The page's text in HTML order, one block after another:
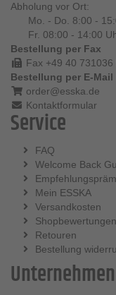
Abholung vor Ort:
Mo. - Do. 8:00 -
Fr. 08:00 - 14:00
Bestellung per Fax
Fax +49 40 731036
Bestellung per E-Mail
order@esska.de
Kontaktformular
Service
FAQ
Welcome Back
Mein ESSKA
Versandkosten
Shopbewertungen
Retouren
Bestellung
Unternehmen